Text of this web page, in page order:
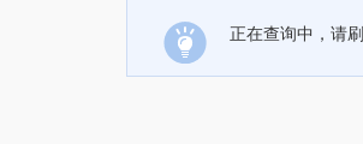
正在查询中，请